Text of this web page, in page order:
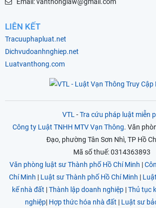
LIÊN KẾT
Tracuuphapluat.net
Dichvudoanhnghiep.net
Luatvanthong.com
VTL -Tra cứu pháp luật miễn
Công ty Luật TNHH MTV Vạn Thông. Văn
Đạo, phường Tân Sơn Nhì, TP Hồ
Mã số thuế: 0314363893
Văn phòng luật sư Thành phố Hồ Chí Minh |
Chí Minh | Luật sư Thành phố Hồ Chí Minh |
kế nhà đất |Thành lập doanh nghiệp |Thủ tục
nghiệp| Hợp thức hóa nhà đất | Luật sư